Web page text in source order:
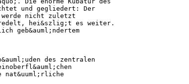
und gegliedert: Der
nicht zuletzt
hei&szlig;t es weiter.
geb&auml;ndertem
des zentralen
nat&uuml;rliche